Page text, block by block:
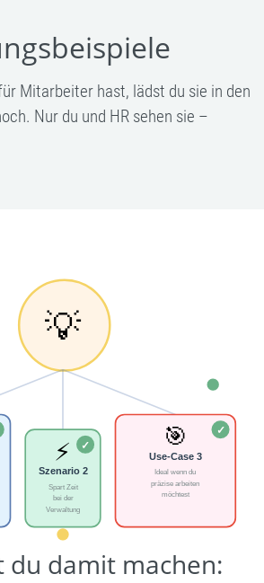
Mitarbeiter hast, lädst du sie in den
Nur du und HR sehen sie –
du damit machen: